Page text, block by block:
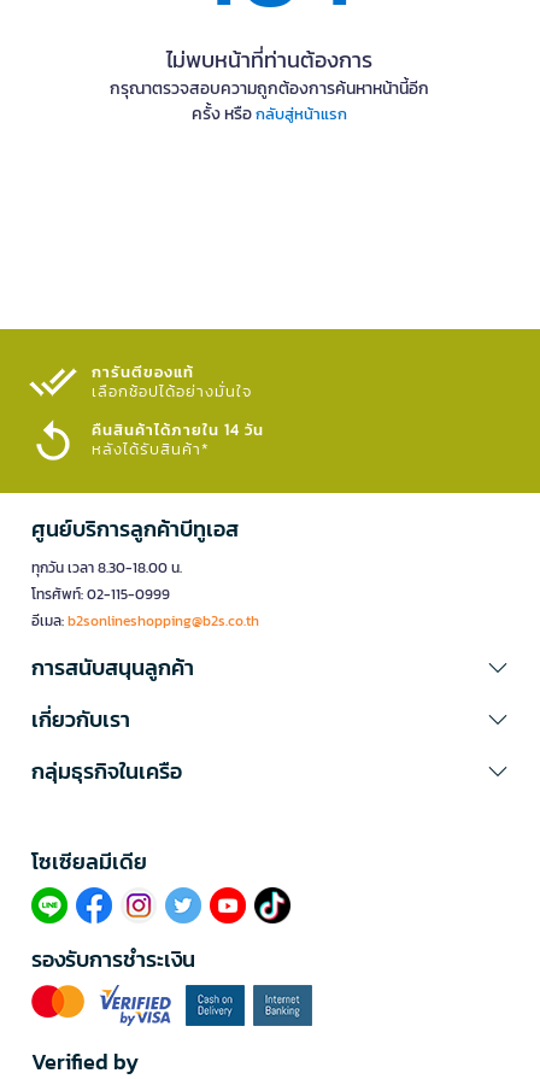
ไม่พบหน้าที่ท่านต้องการ
กรุณาตรวจสอบความถูกต้องการค้นหาหน้านี้อีก
ครั้ง หรือกลับสู่หน้าแรก
การันตีของแท้
เลือกช้อปได้อย่างมั่นใจ​
คืนสินค้าได้ภายใน 14 วัน
หลังได้รับสินค้า*
ศูนย์บริการลูกค้าบีทูเอส
ทุกวัน เวลา 8.30-18.00 น.
โทรศัพท์: 02-115-0999
อีเมล:b2sonlineshopping@b2s.co.th
การสนับสนุนลูกค้า
เกี่ยวกับเรา
กลุ่มธุรกิจในเครือ
โซเซียลมีเดีย​
รองรับการชำระเงิน
Verified by